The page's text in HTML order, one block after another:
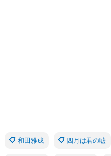
和田雅成 四月は君の嘘